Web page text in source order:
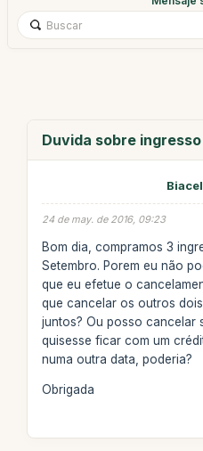
Duvida sobre
24 de may. de 2016, 09:23
Bom dia, compramos 3
Setembro. Porem eu não
que eu efetue o
que cancelar os outros
juntos? Ou posso cancelar
quisesse ficar com um
numa outra data, poderia?
Obrigada